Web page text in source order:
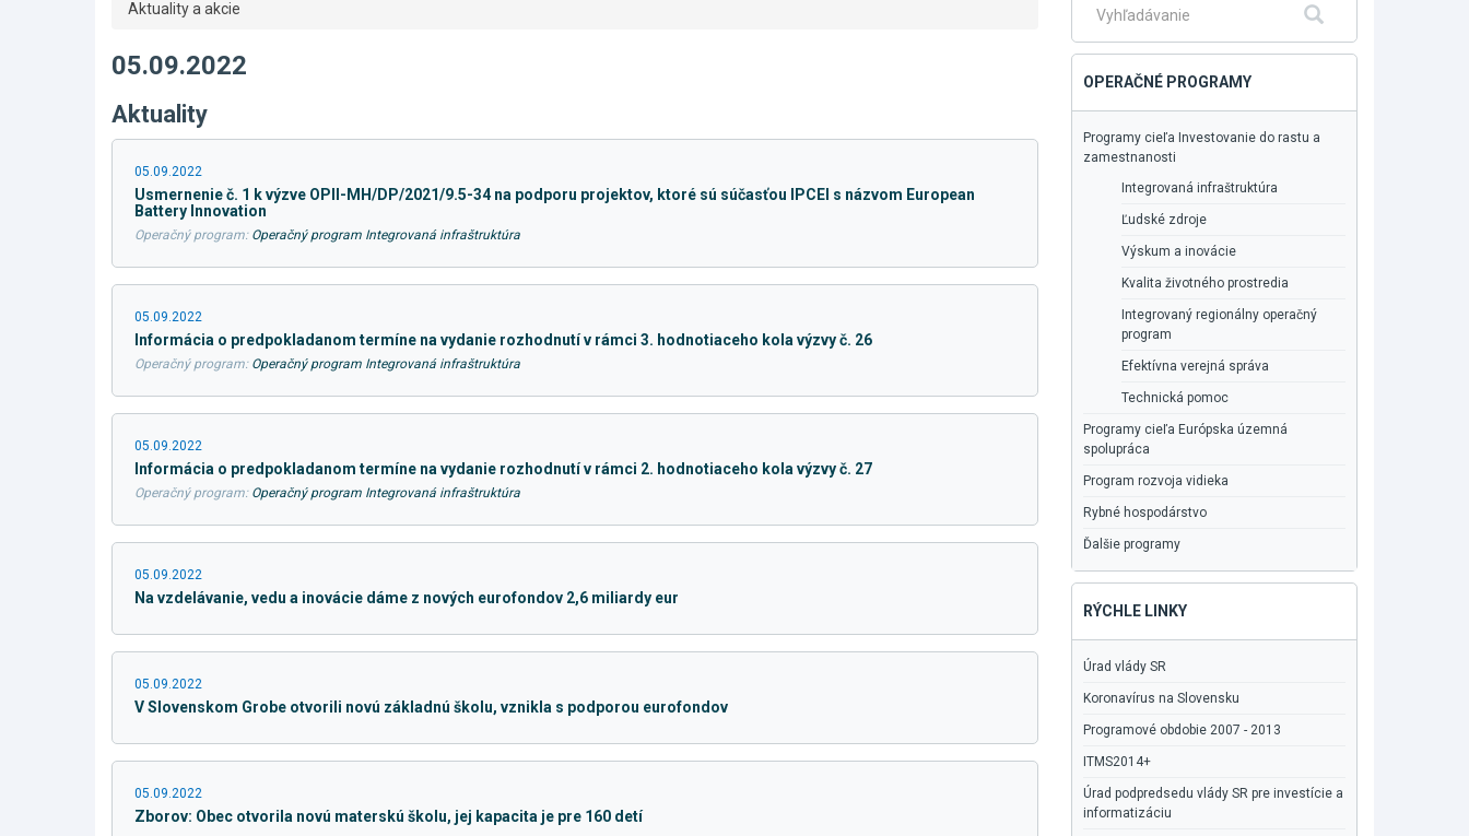
Aktuality a akcie
05.09.2022
Aktuality
05.09.2022
Usmernenie č. 1 k výzve OPII-MH/DP/2021/9.5-34 na podporu projektov, ktoré sú súčasťou IPCEI s názvom European
Battery Innovation
Operačný program: Operačný program Integrovaná infraštruktúra
05.09.2022
Informácia o predpokladanom termíne na vydanie rozhodnutí v rámci 3. hodnotiaceho kola výzvy č. 26
Operačný program: Operačný program Integrovaná infraštruktúra
05.09.2022
Informácia o predpokladanom termíne na vydanie rozhodnutí v rámci 2. hodnotiaceho kola výzvy č. 27
Operačný program: Operačný program Integrovaná infraštruktúra
05.09.2022
Na vzdelávanie, vedu a inovácie dáme z nových eurofondov 2,6 miliardy eur
05.09.2022
V Slovenskom Grobe otvorili novú základnú školu, vznikla s podporou eurofondov
05.09.2022
Zborov: Obec otvorila novú materskú školu, jej kapacita je pre 160 detí
Fulltextové
OPERAČNÉ PROGRAMY
Programy cieľa Investovanie do rastu a
zamestnanosti
Integrovaná infraštruktúra
Ľudské zdroje
Výskum a inovácie
Kvalita životného prostredia
Integrovaný regionálny operačný
program
Efektívna verejná správa
Technická pomoc
Programy cieľa Európska územná
spolupráca
Program rozvoja vidieka
Rybné hospodárstvo
Ďalšie programy
RÝCHLE LINKY
Úrad vlády SR
Koronavírus na Slovensku
Programové obdobie 2007 - 2013
ITMS2014+
Úrad podpredsedu vlády SR pre investície a
informatizáciu